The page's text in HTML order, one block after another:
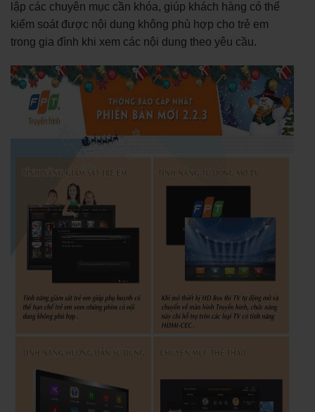
lập các chuyên mục cần khóa, giúp khách hàng có thể
kiểm soát được nội dung không phù hợp cho trẻ em
trong gia đình khi xem các nội dung theo yêu cầu.